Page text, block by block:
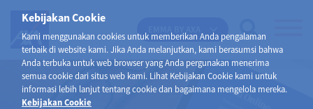
Kebijakan Cookie
Kami menggunakan cookies untuk memberikan Anda pengalaman
terbaik di website kami. Jika Anda melanjutkan, kami berasumsi bahwa
Anda terbuka untuk web browser yang Anda pergunakan menerima
semua cookie dari situs web kami. Lihat Kebijakan Cookie kami untuk
informasi lebih lanjut tentang cookie dan bagaimana mengelola mereka.
Kebijakan Cookie